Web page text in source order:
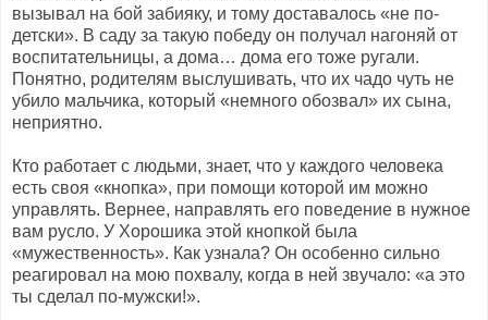
вызывал на бой забияку, и тому доставалось «не по-
детски». В саду за такую победу он получал нагоняй от
воспитательницы, а дома… дома его тоже ругали.
Понятно, родителям выслушивать, что их чадо чуть не
убило мальчика, который «немного обозвал» их сына,
неприятно.
Кто работает с людьми, знает, что у каждого человека
есть своя «кнопка», при помощи которой им можно
управлять. Вернее, направлять его поведение в нужное
вам русло. У Хорошика этой кнопкой была
«мужественность». Как узнала? Он особенно сильно
реагировал на мою похвалу, когда в ней звучало: «а это
ты сделал по-мужски!».